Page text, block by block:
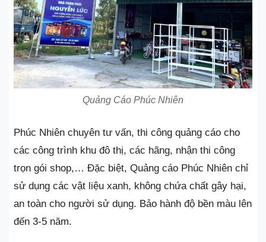
Quảng Cáo Phúc Nhiên
Phúc Nhiên chuyên tư vấn, thi công quảng cáo cho
các công trình khu đô thị, các hãng, nhận thi công
trọn gói shop,… Đặc biệt, Quảng cáo Phúc Nhiên chỉ
sử dụng các vật liệu xanh, không chứa chất gây hại,
an toàn cho người sử dụng. Bảo hành độ bền màu lên
đến 3-5 năm.